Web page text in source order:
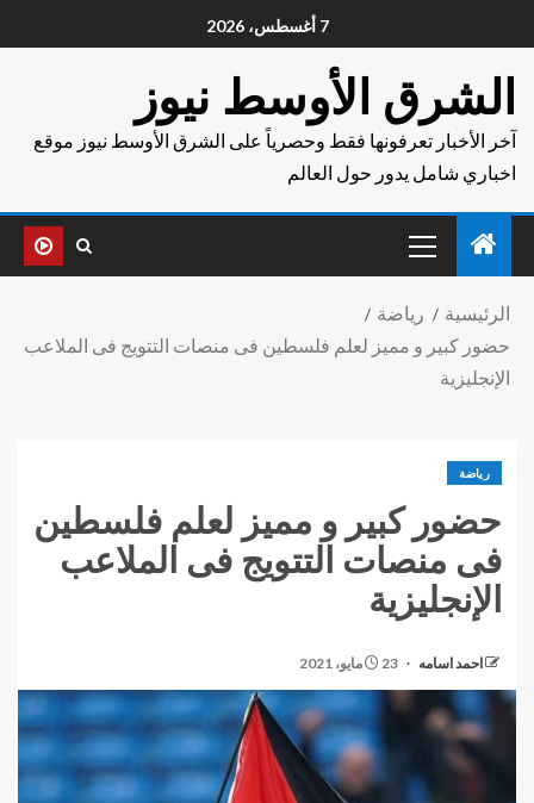
7 أغسطس، 2026
الشرق الأوسط نيوز
آخر الأخبار تعرفونها فقط وحصرياً على الشرق الأوسط نيوز موقع
اخباري شامل يدور حول العالم
الرئيسية
رياضة
حضور كبير و مميز لعلم فلسطين فى منصات التتويج فى الملاعب
الإنجليزية
رياضة
حضور كبير و مميز لعلم فلسطين
فى منصات التتويج فى الملاعب
الإنجليزية
احمد اسامه 23 مايو، 2021